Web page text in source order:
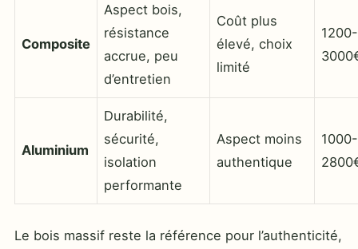
Composite
Aspect bois,
résistance
accrue, peu
d’entretien
Coût plus
élevé, choix
limité
1200-
Aluminium
Durabilité,
sécurité,
isolation
performante
Aspect moins
authentique
1000-
Le bois massif reste la référence pour l’authenticité,